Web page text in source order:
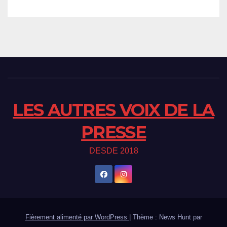
LES AUTRES VOIX DE LA
PRESSE
DESDE 2018
Fièrement alimenté par WordPress
Thème : News Hunt par